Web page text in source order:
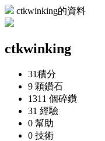
ctkwinking的資料
ctkwinking
31積分
9 顆鑽石
1311 個碎鑽
31 經驗
0 幫助
0 技術